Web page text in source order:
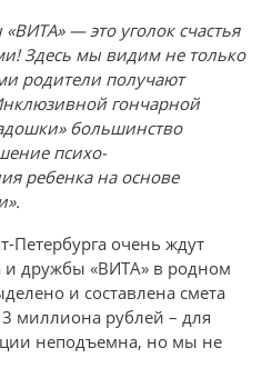
— это уголок счастья
Здесь мы видим не только
родители получают
гончарной
большинство
психо-
ребенка на основе
Петербурга очень ждут
и дружбы «ВИТА» в родном
и составлена смета
миллиона рублей – для
неподъемна, но мы не